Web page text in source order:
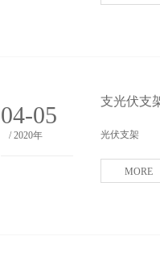
04-05
/ 2020年
支光伏支
光伏支架
MORE